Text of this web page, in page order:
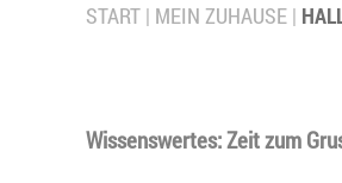
START MEIN ZUHAUSE
Wissenswertes: Zeit zum